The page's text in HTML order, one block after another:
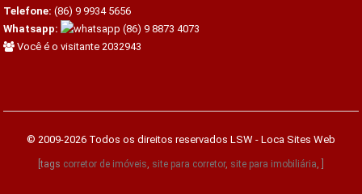
Telefone: (86) 9 9934 5656
Whatsapp:
(86) 9 8873 4073
Você é o visitante 2032943
© 2009-2026 Todos os direitos reservados LSW - Loca Sites Web
[tags corretor de imóveis, site para corretor, site para imobiliária, ]